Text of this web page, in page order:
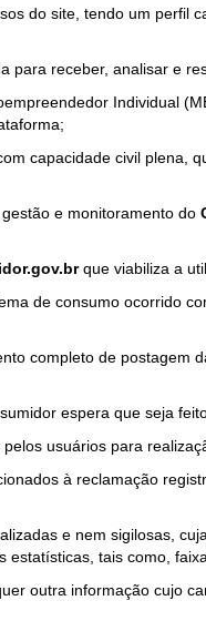
do site, tendo um perfil
para receber, analisar e
Individual
capacidade civil plena,
e monitoramento do
que viabiliza a
de consumo ocorrido
completo de
espera que seja
usuários para
à reclamação
e nem sigilosas,
estatísticas, tais como,
outra informação cujo